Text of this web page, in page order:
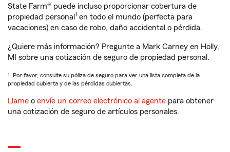
State Farm® puede incluso proporcionar cobertura de
propiedad personal 1 en todo el mundo (perfecta para
vacaciones) en caso de robo, daño accidental o pérdida.
¿Quiere más información? Pregunte a Mark Carney en Holly,
MI sobre una cotización de seguro de propiedad personal.
1. Por favor, consulte su póliza de seguro para ver una lista completa de la
propiedad cubierta y de las pérdidas cubiertas.
Llame o envíe un correo electrónico al agente para obtener
una cotización de seguro de artículos personales.